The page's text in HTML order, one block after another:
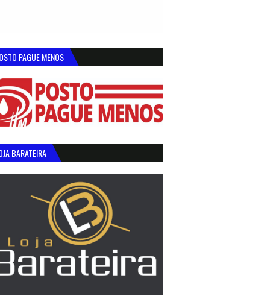
PAGUE MENOS
BARATEIRA